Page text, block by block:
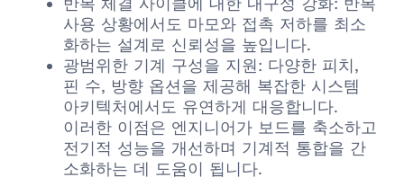
사용 상황에서도 마모와 접촉 저하를 최소
화하는 설계로 신뢰성을 높입니다.
광범위한 기계 구성을 지원: 다양한 피치,
핀 수, 방향 옵션을 제공해 복잡한 시스템
아키텍처에서도 유연하게 대응합니다.
이러한 이점은 엔지니어가 보드를 축소하고
전기적 성능을 개선하며 기계적 통합을 간
소화하는 데 도움이 됩니다.